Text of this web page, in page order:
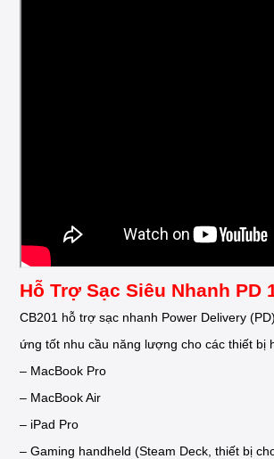
Hỗ Trợ Sạc Siêu Nhanh PD
CB201 hỗ trợ sạc nhanh Power Delivery
ứng tốt nhu cầu năng lượng cho các thiết bị
– MacBook Pro
– MacBook Air
– iPad Pro
– Gaming handheld (Steam Deck, thiết bị